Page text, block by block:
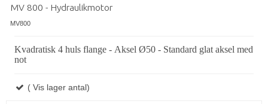
MV 800 - Hydraulikmotor
MV800
Kvadratisk 4 huls flange - Aksel Ø50 - Standard glat aksel med
not
( Vis lager antal)